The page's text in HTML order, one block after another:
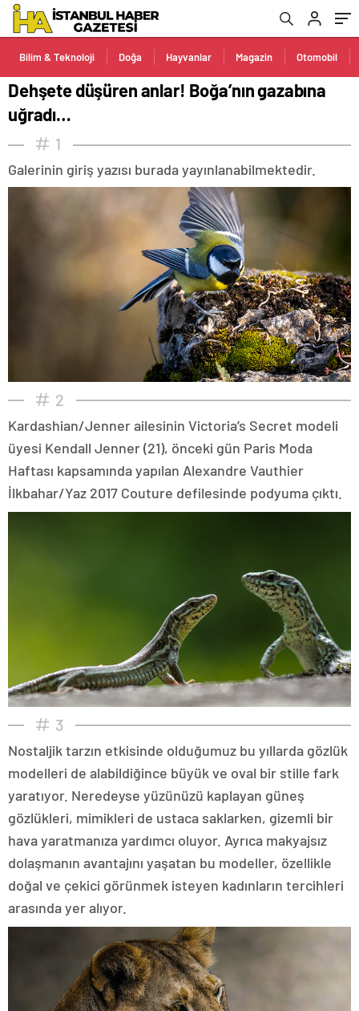
Bilim & Teknoloji Doğa Hayvanlar Magazin Otomobil
Dehşete düşüren anlar! Boğa’nın gazabına
uğradı…
1
Galerinin giriş yazısı burada yayınlanabilmektedir.
2
Kardashian/Jenner ailesinin Victoria’s Secret modeli
üyesi Kendall Jenner (21), önceki gün Paris Moda
Haftası kapsamında yapılan Alexandre Vauthier
İlkbahar/Yaz 2017 Couture defilesinde podyuma çıktı.
3
Nostaljik tarzın etkisinde olduğumuz bu yıllarda gözlük
modelleri de alabildiğince büyük ve oval bir stille fark
yaratıyor. Neredeyse yüzünüzü kaplayan güneş
gözlükleri, mimikleri de ustaca saklarken, gizemli bir
hava yaratmanıza yardımcı oluyor. Ayrıca makyajsız
dolaşmanın avantajını yaşatan bu modeller, özellikle
doğal ve çekici görünmek isteyen kadınların tercihleri
arasında yer alıyor.